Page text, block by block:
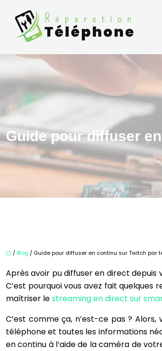
Guide pour diffuser
/ Blog / Guide pour diffuser en continu sur Twitch par
Après avoir pu diffuser en direct
C’est pourquoi vous avez fait
maîtriser lestreaming en direct sur
C’est comme ça, n’est-ce pas ?
téléphone et toutes les informations
en continu à l’aide de la caméra de